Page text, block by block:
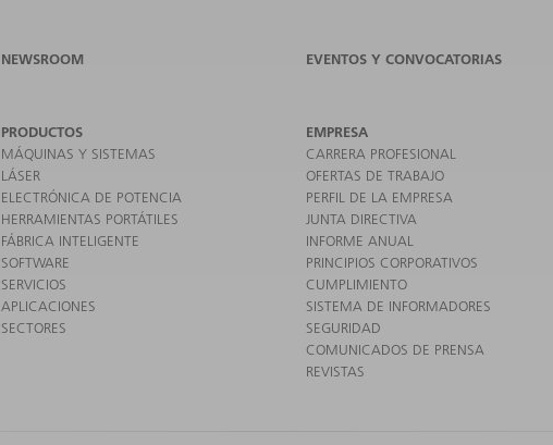
NEWSROOM EVENTOS Y CONVOCATORIAS
PRODUCTOS
MÁQUINAS Y SISTEMAS
LÁSER
ELECTRÓNICA DE POTENCIA
HERRAMIENTAS PORTÁTILES
FÁBRICA INTELIGENTE
SOFTWARE
SERVICIOS
APLICACIONES
SECTORES
EMPRESA
CARRERA PROFESIONAL
OFERTAS DE TRABAJO
PERFIL DE LA EMPRESA
JUNTA DIRECTIVA
INFORME ANUAL
PRINCIPIOS CORPORATIVOS
CUMPLIMIENTO
SISTEMA DE INFORMADORES
SEGURIDAD
COMUNICADOS DE PRENSA
REVISTAS